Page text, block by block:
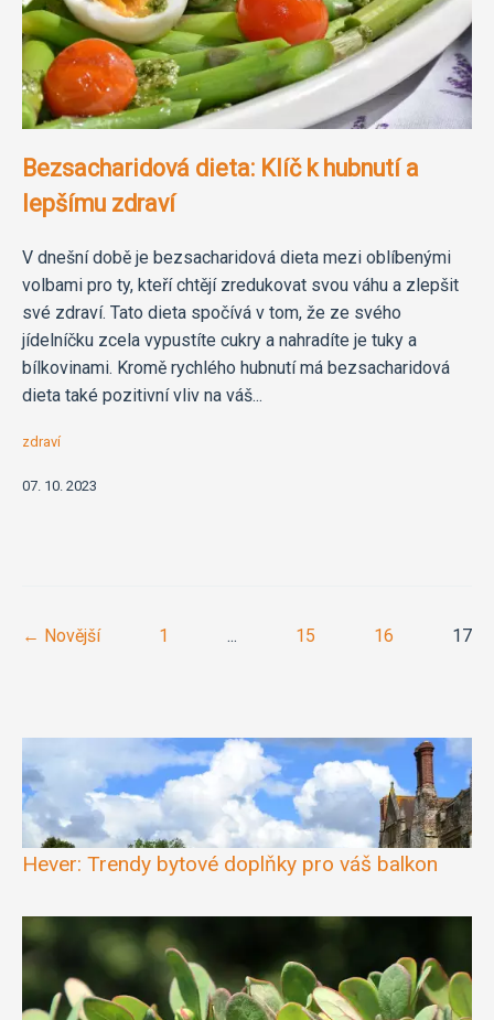
Bezsacharidová dieta: Klíč k hubnutí a
lepšímu zdraví
V dnešní době je bezsacharidová dieta mezi oblíbenými
volbami pro ty, kteří chtějí zredukovat svou váhu a zlepšit
své zdraví. Tato dieta spočívá v tom, že ze svého
jídelníčku zcela vypustíte cukry a nahradíte je tuky a
bílkovinami. Kromě rychlého hubnutí má bezsacharidová
dieta také pozitivní vliv na váš...
zdraví
07. 10. 2023
← Novější 1 ... 15 16 17
Hever: Trendy bytové doplňky pro váš balkon